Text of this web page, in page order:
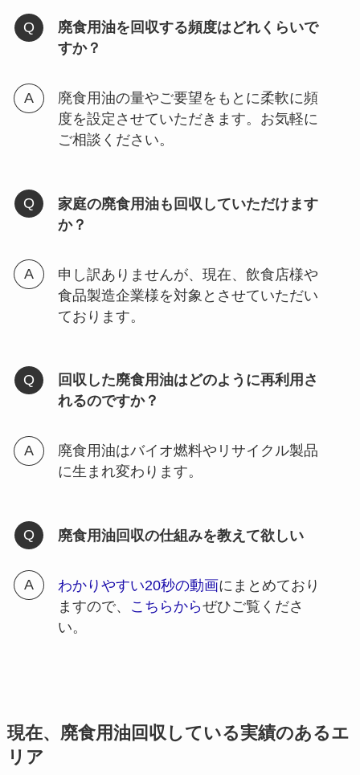
廃食用油を回収する頻度はどれくらいで
すか？
廃食用油の量やご要望をもとに柔軟に頻
度を設定させていただきます。お気軽に
ご相談ください。
家庭の廃食用油も回収していただけます
か？
申し訳ありませんが、現在、飲食店様や
食品製造企業様を対象とさせていただい
ております。
回収した廃食用油はどのように再利用さ
れるのですか？
廃食用油はバイオ燃料やリサイクル製品
に生まれ変わります。
廃食用油回収の仕組みを教えて欲しい
わかりやすい20秒の動画にまとめており
ますので、
こちらからぜひご覧くださ
い。
現在、廃食用油回収している実績のあるエ
リア